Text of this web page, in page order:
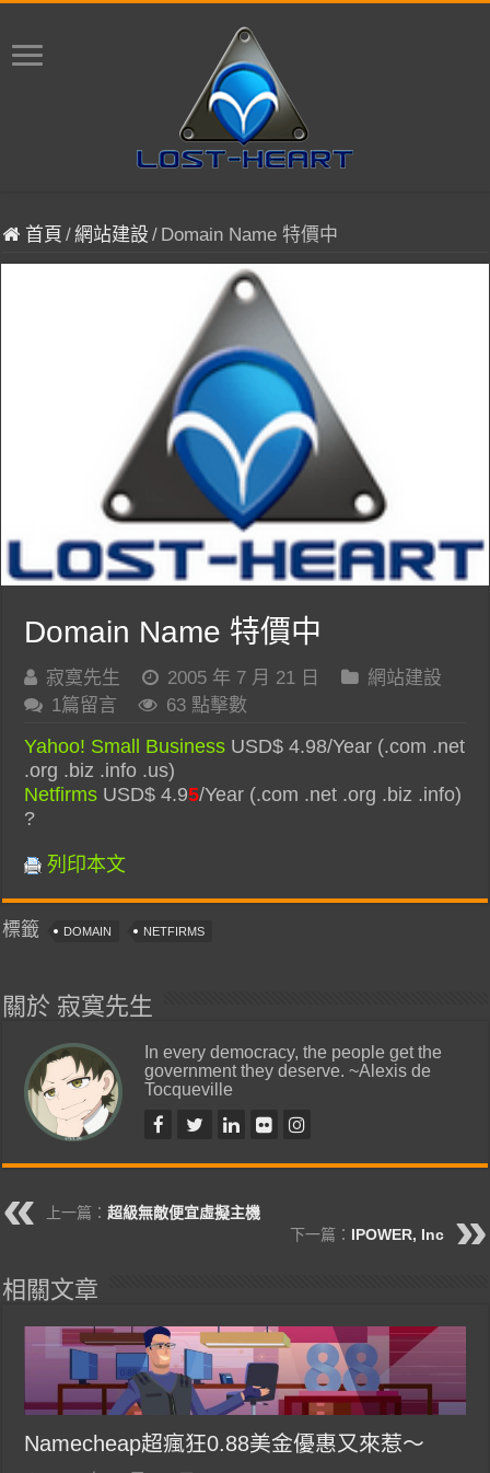
首頁 /網站建設 / Domain Name 特價中
Domain Name 特價中
寂寞先生 2005 年 7 月 21 日
網站建設
1篇留言
63 點擊數
Yahoo! Small Business USD$ 4.98/Year (.com .net
.org .biz .info .us)
Netfirms USD$ 4.95/Year (.com .net .org .biz .info)
?
列印本文
標籤 DOMAIN NETFIRMS
關於 寂寞先生
In every democracy, the people get the
government they deserve. ~Alexis de
Tocqueville
上一篇：超級無敵便宜虛擬主機
下一篇： IPOWER, Inc
相關文章
Namecheap超瘋狂0.88美金優惠又來惹～